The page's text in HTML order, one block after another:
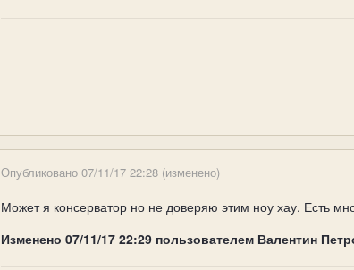
Опубликовано 07/11/17 22:28 (изменено)
Может я консерватор но не доверяю этим ноу хау. Есть
Изменено 07/11/17 22:29 пользователем Валентин